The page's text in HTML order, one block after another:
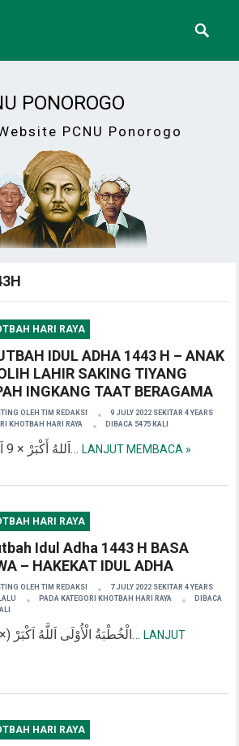
PONOROGO
PCNU Ponorogo
HARI RAYA
IDUL ADHA 1443 H – ANAK
LAHIR SAKING TIYANG
INGKANG TAAT BERAGAMA
OLEHTIM REDAKSI
9 JULY 2022 SEKITAR 4 YEARS
KHOTBAH HARI RAYA DIBACA 5475 KALI
اَللهُ أَكْبَرْ × 9 اَللهُ أَكْبَرْ كَبِيْرًا . وَالحَمْدُ…LANJUT MEMBACA »
HARI RAYA
Idul Adha 1443 H BASA
– HAKEKAT IDUL ADHA
OLEHTIM REDAKSI
7 JULY 2022 SEKITAR 4 YEARS
PADA KATEGORI KHOTBAH HARI RAYA
DIBACA
الْخُطْبَةُ الْأُوْلَى اَللَّهُ اَكْبَرْ (×۳) اَللَّهُ اَكْبَرْ (×۳) اَللَّهُ…LANJUT
HARI RAYA